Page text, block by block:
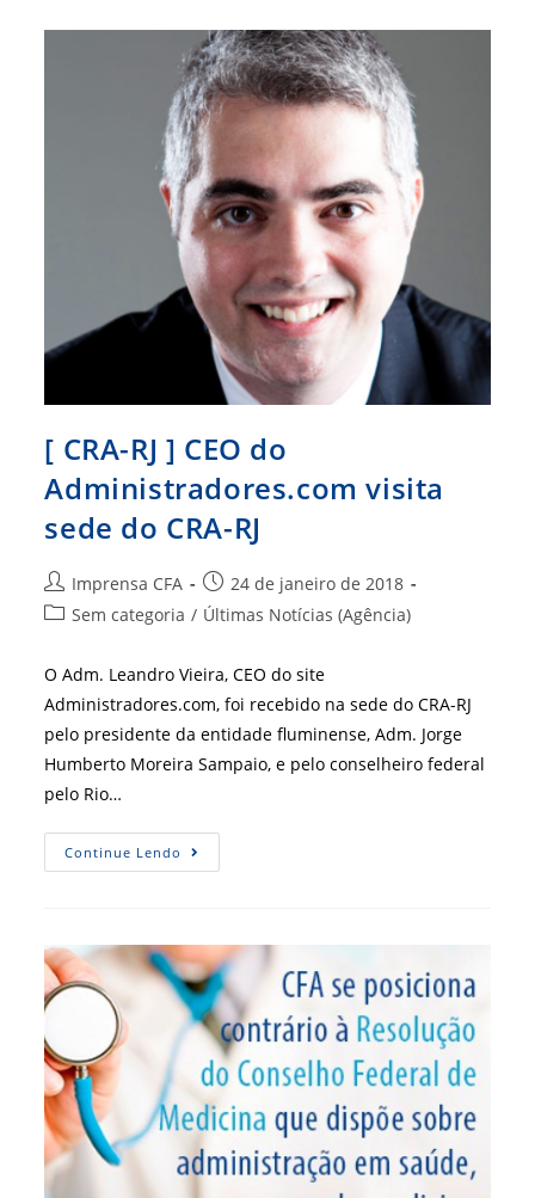
PLS
439
[ CRA-RJ ] CEO do
Administradores.com visita
sede do CRA-RJ
Autor
do
Imprensa CFA
Post
publicado:
24 de janeiro de 2018
Categoria
post:
Sem categoria / Últimas Notícias (Agência)
O Adm. Leandro Vieira, CEO do site
Administradores.com, foi recebido na sede do CRA-RJ
pelo presidente da entidade fluminense, Adm. Jorge
Humberto Moreira Sampaio, e pelo conselheiro federal
pelo Rio…
Continue Lendo
CRA-
Administradores.com
Visita
Sede
Do
CRA-
RJ